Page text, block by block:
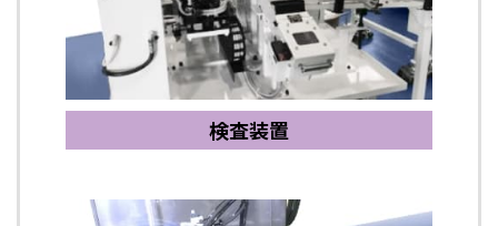
検査装置